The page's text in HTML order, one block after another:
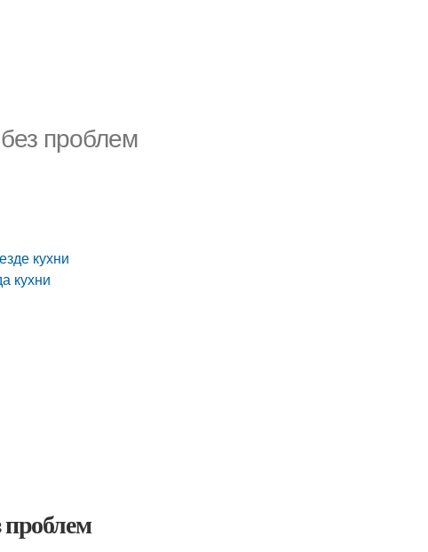
проблем
кухни
кухни
проблем